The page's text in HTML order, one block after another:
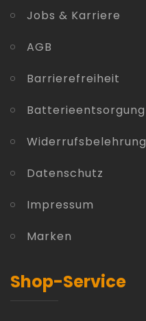
Jobs & Karriere
AGB
Barrierefreiheit
Batterieentsorgung
Widerrufsbelehrung
Datenschutz
Impressum
Marken
Shop-Service